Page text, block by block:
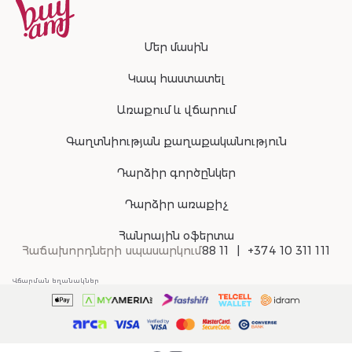
Մեր մասին
Կապ հաստատել
Առաքում և վճարում
Գաղտնիության քաղաքականություն
Դարձիր գործընկեր
Դարձիր առաքիչ
Հանրային օֆերտա
Հաճախորդների սպասարկում88 11 +374 10 311 111
Վճարման եղանակներ